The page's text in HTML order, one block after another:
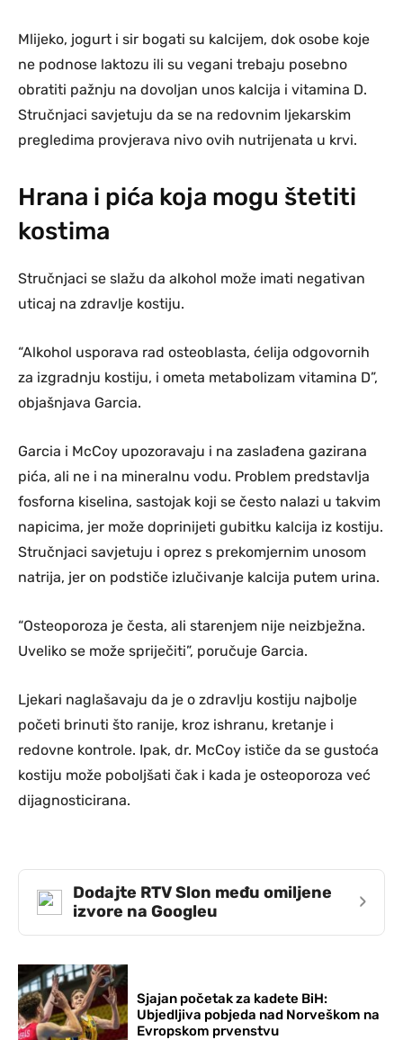
Mlijeko, jogurt i sir bogati su kalcijem, dok osobe koje
ne podnose laktozu ili su vegani trebaju posebno
obratiti pažnju na dovoljan unos kalcija i vitamina D.
Stručnjaci savjetuju da se na redovnim ljekarskim
pregledima provjerava nivo ovih nutrijenata u krvi.
Hrana i pića koja mogu štetiti
kostima
Stručnjaci se slažu da alkohol može imati negativan
uticaj na zdravlje kostiju.
“Alkohol usporava rad osteoblasta, ćelija odgovornih
za izgradnju kostiju, i ometa metabolizam vitamina D”,
objašnjava Garcia.
Garcia i McCoy upozoravaju i na zaslađena gazirana
pića, ali ne i na mineralnu vodu. Problem predstavlja
fosforna kiselina, sastojak koji se često nalazi u takvim
napicima, jer može doprinijeti gubitku kalcija iz kostiju.
Stručnjaci savjetuju i oprez s prekomjernim unosom
natrija, jer on podstiče izlučivanje kalcija putem urina.
“Osteoporoza je česta, ali starenjem nije neizbježna.
Uveliko se može spriječiti”, poručuje Garcia.
Ljekari naglašavaju da je o zdravlju kostiju najbolje
početi brinuti što ranije, kroz ishranu, kretanje i
redovne kontrole. Ipak, dr. McCoy ističe da se gustoća
kostiju može poboljšati čak i kada je osteoporoza već
dijagnosticirana.
Dodajte RTV Slon među omiljene
izvore na Googleu
›
Sjajan početak za kadete BiH:
Ubjedljiva pobjeda nad Norveškom na
Evropskom prvenstvu